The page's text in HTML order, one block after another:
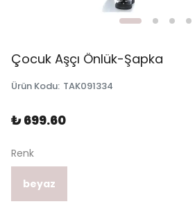
Çocuk Aşçı Önlük-Şapka
Ürün Kodu: TAK091334
₺ 699.60
Renk
beyaz